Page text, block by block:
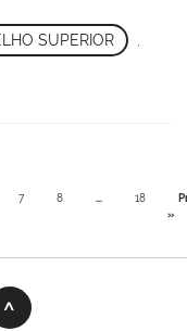
SUPERIOR
7 8 ... 18
»